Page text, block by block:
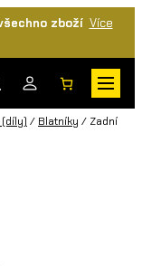
zboží Více
/ Blatníky / Zadní